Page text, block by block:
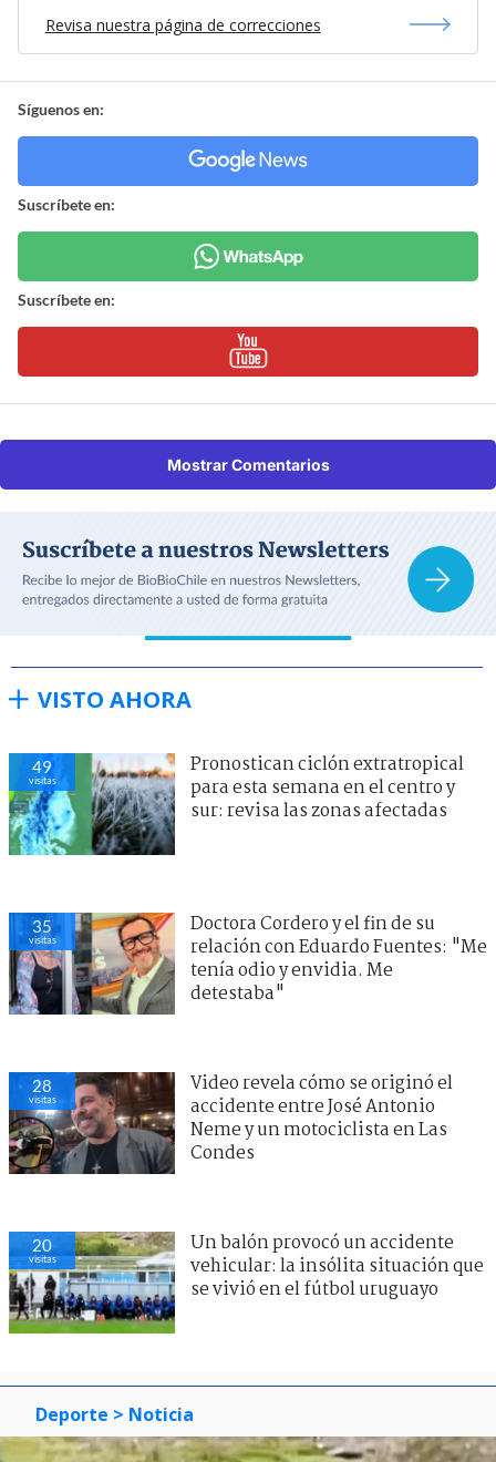
Revisa nuestra página de correcciones
Síguenos en:
Suscríbete en:
Suscríbete en:
Mostrar Comentarios
VISTO AHORA
49
visitas
Pronostican ciclón extratropical
para esta semana en el centro y
sur: revisa las zonas afectadas
35
visitas
Doctora Cordero y el fin de su
relación con Eduardo Fuentes: "Me
tenía odio y envidia. Me
detestaba"
28
visitas
Video revela cómo se originó el
accidente entre José Antonio
Neme y un motociclista en Las
Condes
20
visitas
Un balón provocó un accidente
vehicular: la insólita situación que
se vivió en el fútbol uruguayo
Deporte > Noticia